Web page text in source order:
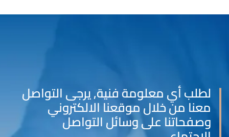
لطلب أي معلومة فنية, يرجى التواصل
معنا من خلال موقعنا الالكتروني
وصفحاتنا على وسائل التواصل